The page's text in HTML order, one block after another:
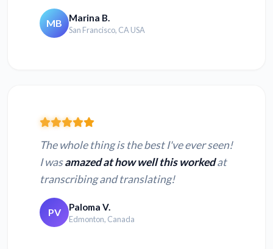
MB Marina B.
San Francisco, CA USA
The whole thing is the best I've ever seen!
I wasamazed at how well this workedat
transcribing and translating!
PV Paloma V.
Edmonton, Canada